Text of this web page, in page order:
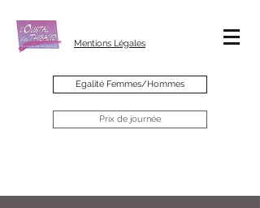
Mentions Légales
Egalité Femmes/Hommes
Prix de journée